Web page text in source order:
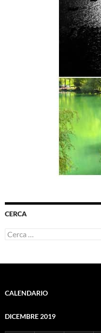
CERCA
Ricerca
per:
CALENDARIO
DICEMBRE 2019